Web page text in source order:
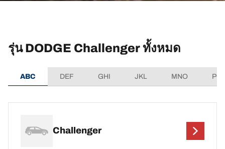
รุ่น DODGE Challenger ทั้งหมด
ABC DEF GHI JKL MNO
Challenger